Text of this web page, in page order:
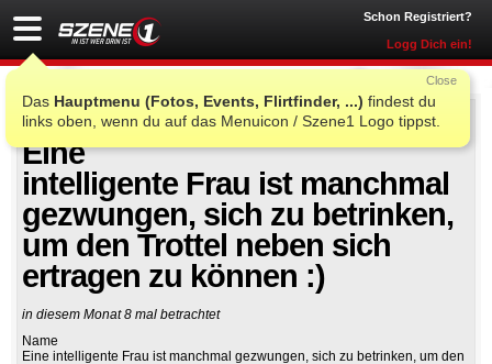
Schon Registriert?
Logg Dich ein!
Das Hauptmenu (Fotos, Events, Flirtfinder, ...) findest du
links oben, wenn du auf das Menuicon / Szene1 Logo tippst.
Close
Gruppe beitreten
Auf Facebook teilen
Eine
intelligente Frau ist manchmal
gezwungen, sich zu betrinken,
um den Trottel neben sich
ertragen zu können :)
in diesem Monat 8 mal betrachtet
Name
Eine intelligente Frau ist manchmal gezwungen, sich zu betrinken, um den